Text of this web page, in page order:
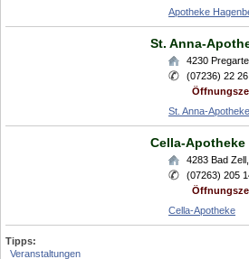
Apotheke
St. Anna-
4230
(07236) 22 26
St. Anna-Apotheke
Cella-Apotheke
4283 Bad Zell
(07263) 205
Cella-Apotheke
Tipps:
Veranstaltungen